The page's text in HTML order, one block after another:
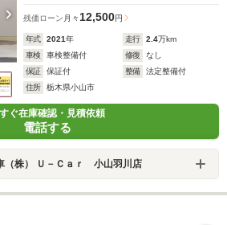
残価ローン 月々 12,500円
年式 2021年 走行 2.4万km
車検
車検整備付 修復
なし
保証
保証付 整備
法定整備付
住所
栃木県小山市
ぐ在庫確認・見積依頼
電話する
（株） Ｕ－Ｃａｒ 小山羽川店